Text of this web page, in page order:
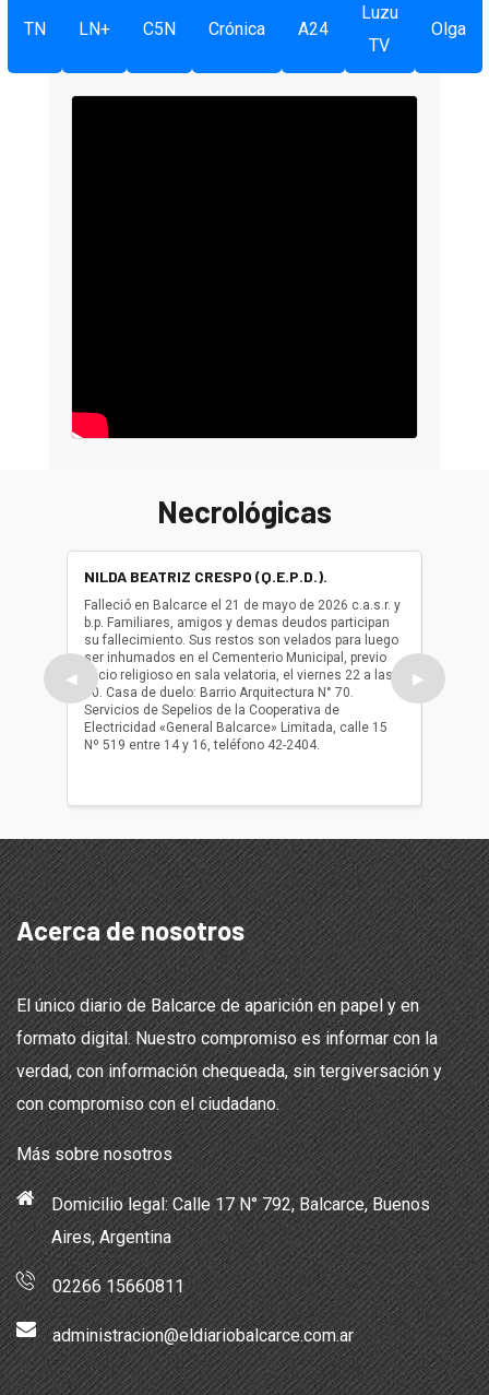
TN LN+ C5N Crónica A24
Luzu
TV
Olga
Necrológicas
◀
NILDA BEATRIZ CRESPO (Q.E.P.D.).
Falleció en Balcarce el 21 de mayo de 2026 c.a.s.r. y
b.p. Familiares, amigos y demas deudos participan
su fallecimiento. Sus restos son velados para luego
ser inhumados en el Cementerio Municipal, previo
oficio religioso en sala velatoria, el viernes 22 a las
10. Casa de duelo: Barrio Arquitectura N° 70.
Servicios de Sepelios de la Cooperativa de
Electricidad «General Balcarce» Limitada, calle 15
Nº 519 entre 14 y 16, teléfono 42-2404.
ser
oficio
▶
Acerca de nosotros
El único diario de Balcarce de aparición en papel y en
formato digital. Nuestro compromiso es informar con la
verdad, con información chequeada, sin tergiversación y
con compromiso con el ciudadano.
Más sobre nosotros
Domicilio legal: Calle 17 N° 792, Balcarce, Buenos
Aires, Argentina
02266 15660811
administracion@eldiariobalcarce.com.ar